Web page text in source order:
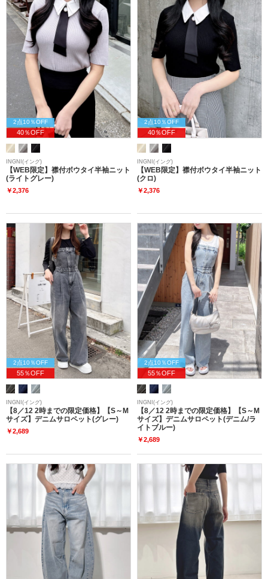
2点10％OFF
40％OFF
INGNI(イング)
【WEB限定】襟付ボウタイ半袖ニット
(ライトグレー)
￥2,376
2点10％OFF
40％OFF
INGNI(イング)
【WEB限定】襟付ボウタイ半袖ニット
(クロ)
￥2,376
2点10％OFF
55％OFF
INGNI(イング)
【8／12 2時までの限定価格】【S～M
サイズ】デニムサロペット(グレー)
￥2,689
2点10％OFF
55％OFF
INGNI(イング)
【8／12 2時までの限定価格】【S～M
サイズ】デニムサロペット(デニム/ラ
イトブルー)
￥2,689